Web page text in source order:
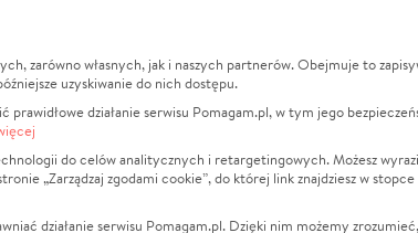
O nas
Opinie
Raporty
Za darmo
Zbieraj
Leczenie
Zwierzęta
Pożar
zarówno własnych, jak i naszych partnerów. Obejmuje to
uzyskiwanie do nich dostępu.
działanie serwisu Pomagam.pl, w tym jego
do celów analitycznych i retargetingowych. Możesz
„Zarządzaj zgodami cookie”, do której link znajdziesz w
działanie serwisu Pomagam.pl. Dzięki nim możemy